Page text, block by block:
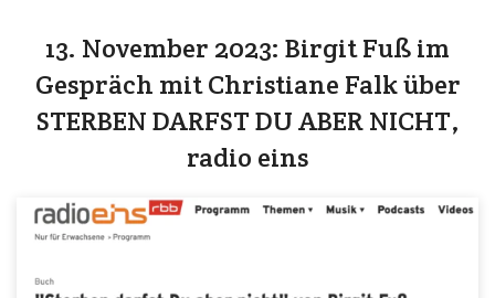
13. November 2023: Birgit Fuß im
Gespräch mit Christiane Falk über
STERBEN DARFST DU ABER NICHT,
radio eins